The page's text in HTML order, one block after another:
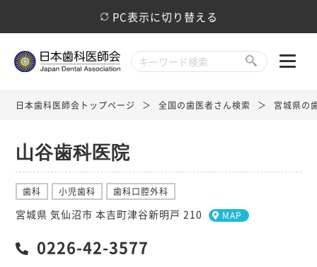
PC表示に切り替える
日本歯科医師会トップページ 全国の歯医者さん検索 宮城県の
山谷歯科医院
歯科 小児歯科 歯科口腔外科
宮城県 気仙沼市 本吉町津谷新明戸 210 MAP
0226-42-3577